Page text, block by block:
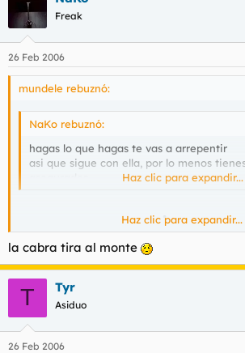
Freak
26 Feb 2006
mundele rebuznó:
NaKo rebuznó:
hagas lo que hagas te vas a arrepentir
asi que sigue con ella, por lo menos
Haz clic para expandir...
Eso eso, pensando con elcipote
Haz clic para expandir...
la cabra tira al monte
T Tyr
Asiduo
26 Feb 2006